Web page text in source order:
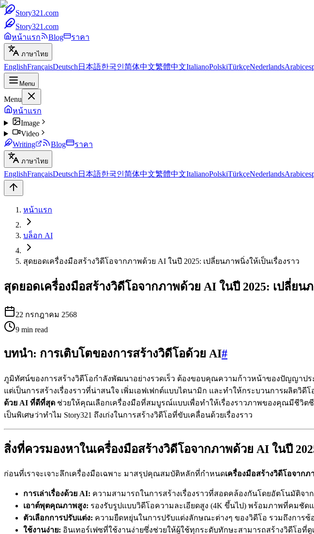
Story321.com
Story321.com
หน้าแรก
Blog ราคา
ภาษาไทย
EnglishFrançaisDeutsch 日本語한국인简体中文繁體中文ItalianoPolskiTürkçeNederlandsArabic
Menu
Menu
หน้าแรก
Image
Video
Writing
Blog ราคา
ภาษาไทย
EnglishFrançaisDeutsch 日本語한국인简体中文繁體中文ItalianoPolskiTürkçeNederlandsArabic
หน้าแรก
บล็อก AI
สุดยอดเครื่องมือสร้างวิดีโอจากภาพด้วย AI ในปี 2025: เปลี่ยนภาพนิ่งให้เป็นเรื่องราว
สุดยอดเครื่องมือสร้างวิดีโอจากภาพด้วย AI ในปี 2025: เปลี่ยน
22 กรกฎาคม 2568
9 min read
บทนำ: การเติบโตของการสร้างวิดีโอด้วย AI#
ภูมิทัศน์ของการสร้างวิดีโอกำลังพัฒนาอย่างรวดเร็ว ต้องขอบคุณความก้าวหน้าของปัญญาประ
แต่เป็นการสร้างเรื่องราวที่น่าสนใจ เพิ่มเอฟเฟกต์แบบไดนามิก และทำให้กระบวนการผลิต
ด้วย AI ที่ดีที่สุด ช่วยให้คุณเลือกเครื่องมือที่สมบูรณ์แบบเพื่อทำให้เรื่องราวภาพของคุณมีชีวิต
เป็นพิเศษว่าทำไม Story321 ถึงเก่งในการสร้างวิดีโอที่ขับเคลื่อนด้วยเรื่องราว
สิ่งที่ควรมองหาในเครื่องมือสร้างวิดีโอจากภาพด้วย AI ในปี
ก่อนที่เราจะเจาะลึกเครื่องมือเฉพาะ มาสรุปคุณสมบัติหลักที่กำหนดเครื่องมือสร้างวิดีโอจาก
การเล่าเรื่องด้วย AI: ความสามารถในการสร้างเรื่องราวที่สอดคล้องกันโดยอัตโนมัติจ
เอาต์พุตคุณภาพสูง: รองรับรูปแบบวิดีโอความละเอียดสูง (4K ขึ้นไป) พร้อมภาพที่คมชัด
ตัวเลือกการปรับแต่ง: ความยืดหยุ่นในการปรับแต่งลักษณะต่างๆ ของวิดีโอ รวมถึงการซ้
ใช้งานง่าย: อินเทอร์เฟซที่ใช้งานง่ายซึ่งช่วยให้ผู้ใช้ทุกระดับทักษะสามารถสร้างวิดีโอที่